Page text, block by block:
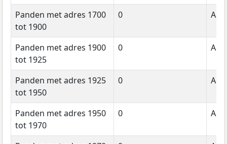
Panden met adres 1700
tot 1900
0
Panden met adres 1900
tot 1925
0
Panden met adres 1925
tot 1950
0
Panden met adres 1950
tot 1970
0